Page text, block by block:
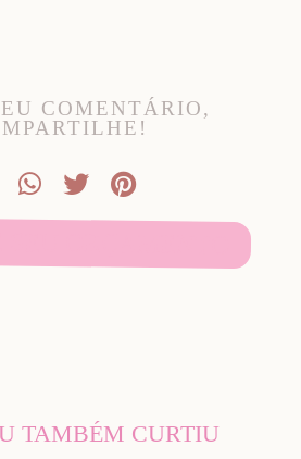
COMENTÁRIO,
TAMBÉM CURTIU